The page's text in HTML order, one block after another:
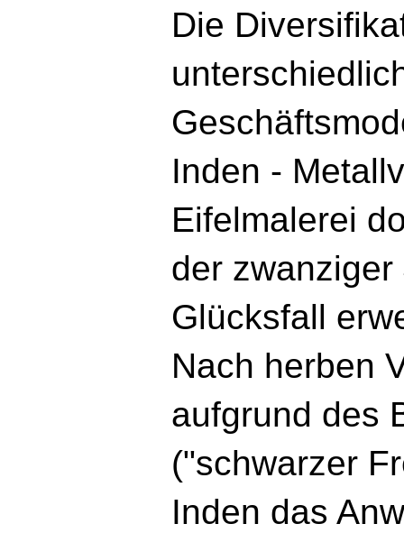
Die
Inden -
Eifelmalerei
der
Glücksfall
Nach herben
aufgrund des
("schwarzer
Inden das